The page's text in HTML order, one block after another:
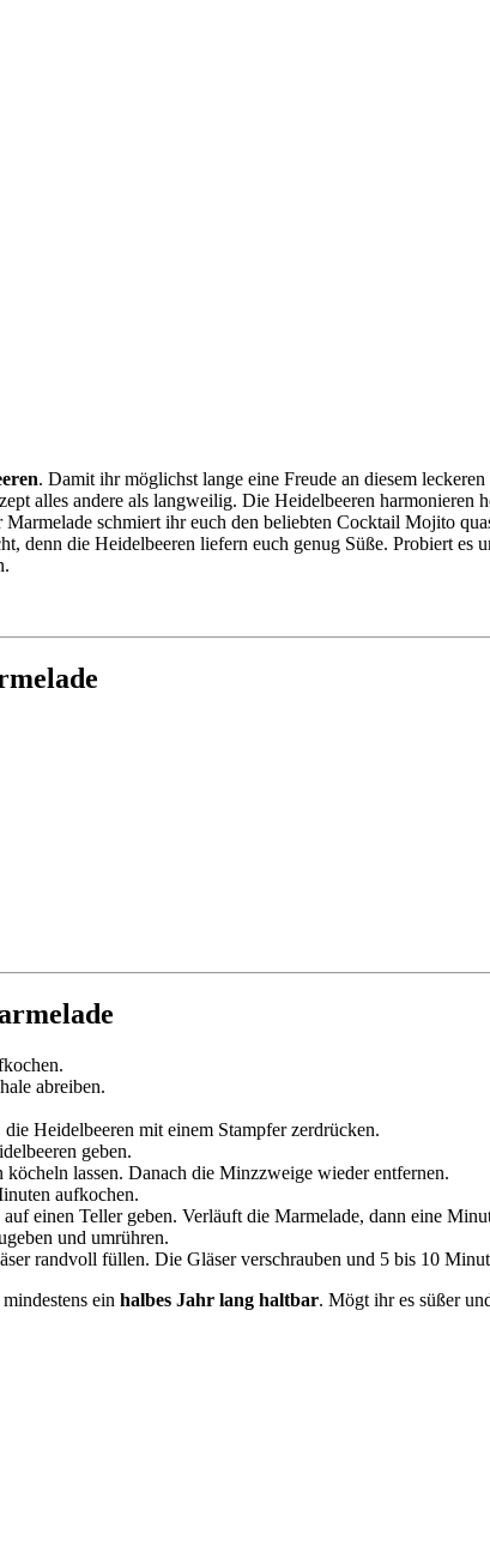
. Damit ihr möglichst lange eine Freude an diesem
alles andere als langweilig. Die Heidelbeeren
schmiert ihr euch den beliebten Cocktail Mojito
denn die Heidelbeeren liefern euch genug Süße. Probiert
abreiben.
Heidelbeeren mit einem Stampfer zerdrücken.
geben.
lassen. Danach die Minzzweige wieder entfernen.
aufkochen.
einen Teller geben. Verläuft die Marmelade, dann eine
und umrühren.
randvoll füllen. Die Gläser verschrauben und 5 bis 10
ein halbes Jahr lang haltbar. Mögt ihr es süßer